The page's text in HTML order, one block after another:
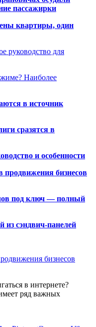
пассажирки
квартиры, один
руководство для
Наиболее
в источник
сразятся в
и особенности
продвижения бизнесов
под ключ — полный
из сэндвич-панелей
бизнесов
в интернете?
ряд важных